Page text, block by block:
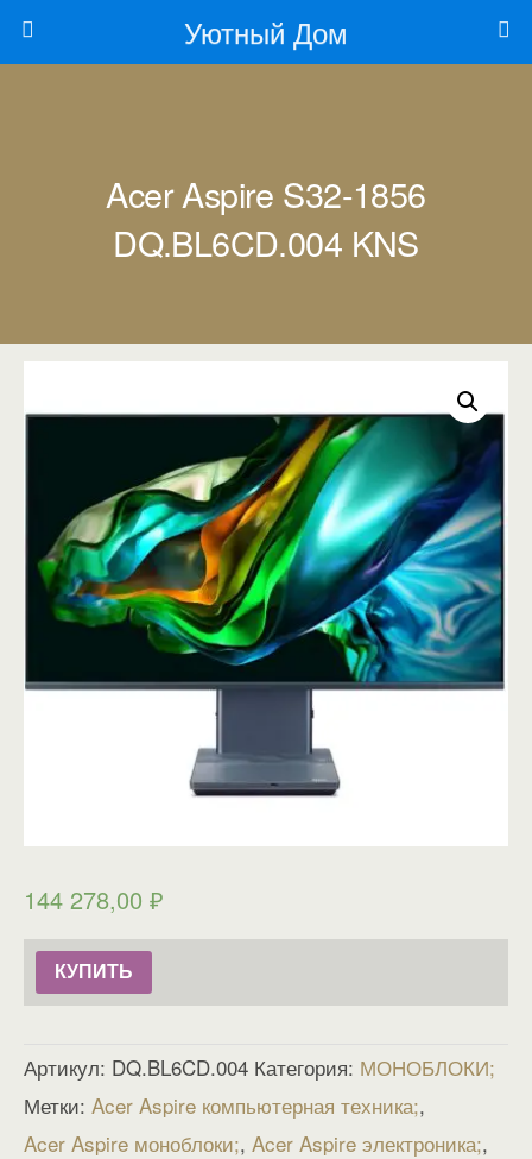
Уютный Дом
Acer Aspire S32-1856
DQ.BL6CD.004 KNS
144 278,00 ₽
КУПИТЬ
Артикул: DQ.BL6CD.004 Категория: МОНОБЛОКИ
Метки: Acer Aspire компьютерная техника ,
Acer Aspire моноблоки , Acer Aspire электроника ,